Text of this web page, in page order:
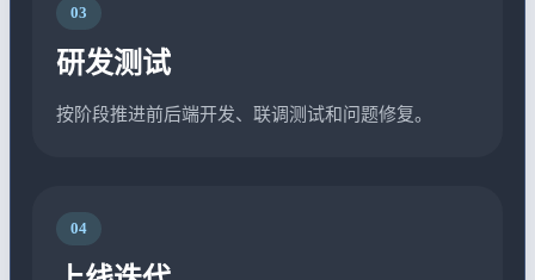
03
研发测试
按阶段推进前后端开发、联调测试和问题修复。
04